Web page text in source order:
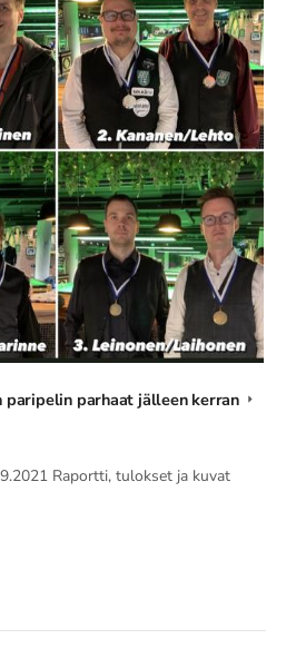
paripelin parhaat jälleen kerran
Raportti, tulokset ja kuvat